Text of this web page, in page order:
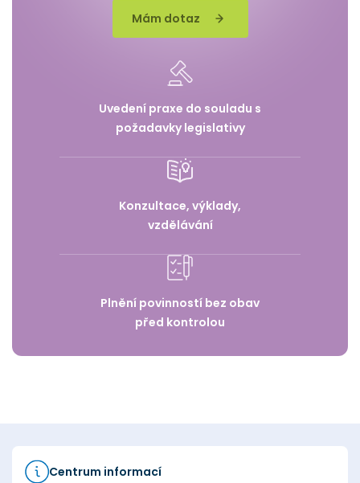
Mám dotaz
Uvedení praxe do souladu s
požadavky legislativy
Konzultace, výklady,
vzdělávání
Plnění povinností bez obav
před kontrolou
Centrum informací